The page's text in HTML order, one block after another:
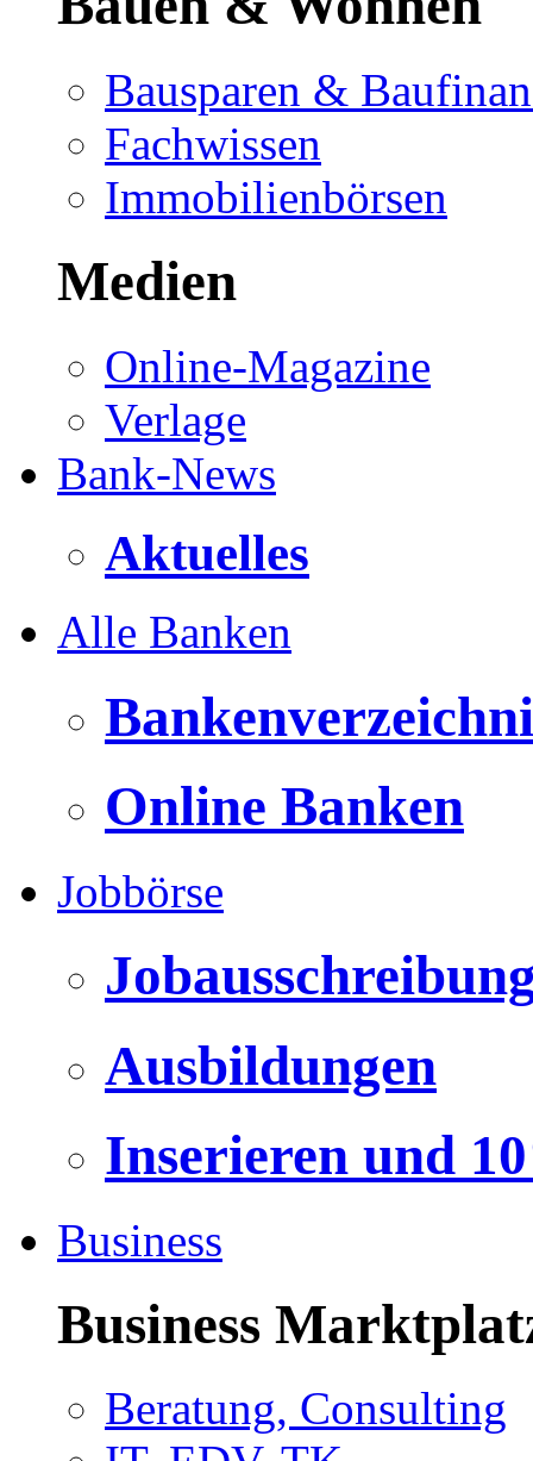
Bausparen &
Fachwissen
Immobilienbörsen
Medien
Online-Magazine
Verlage
Bank-News
Aktuelles
Alle Banken
Online Banken
Jobbörse
Ausbildungen
Inserieren und
Business
Business
Beratung, Consulting